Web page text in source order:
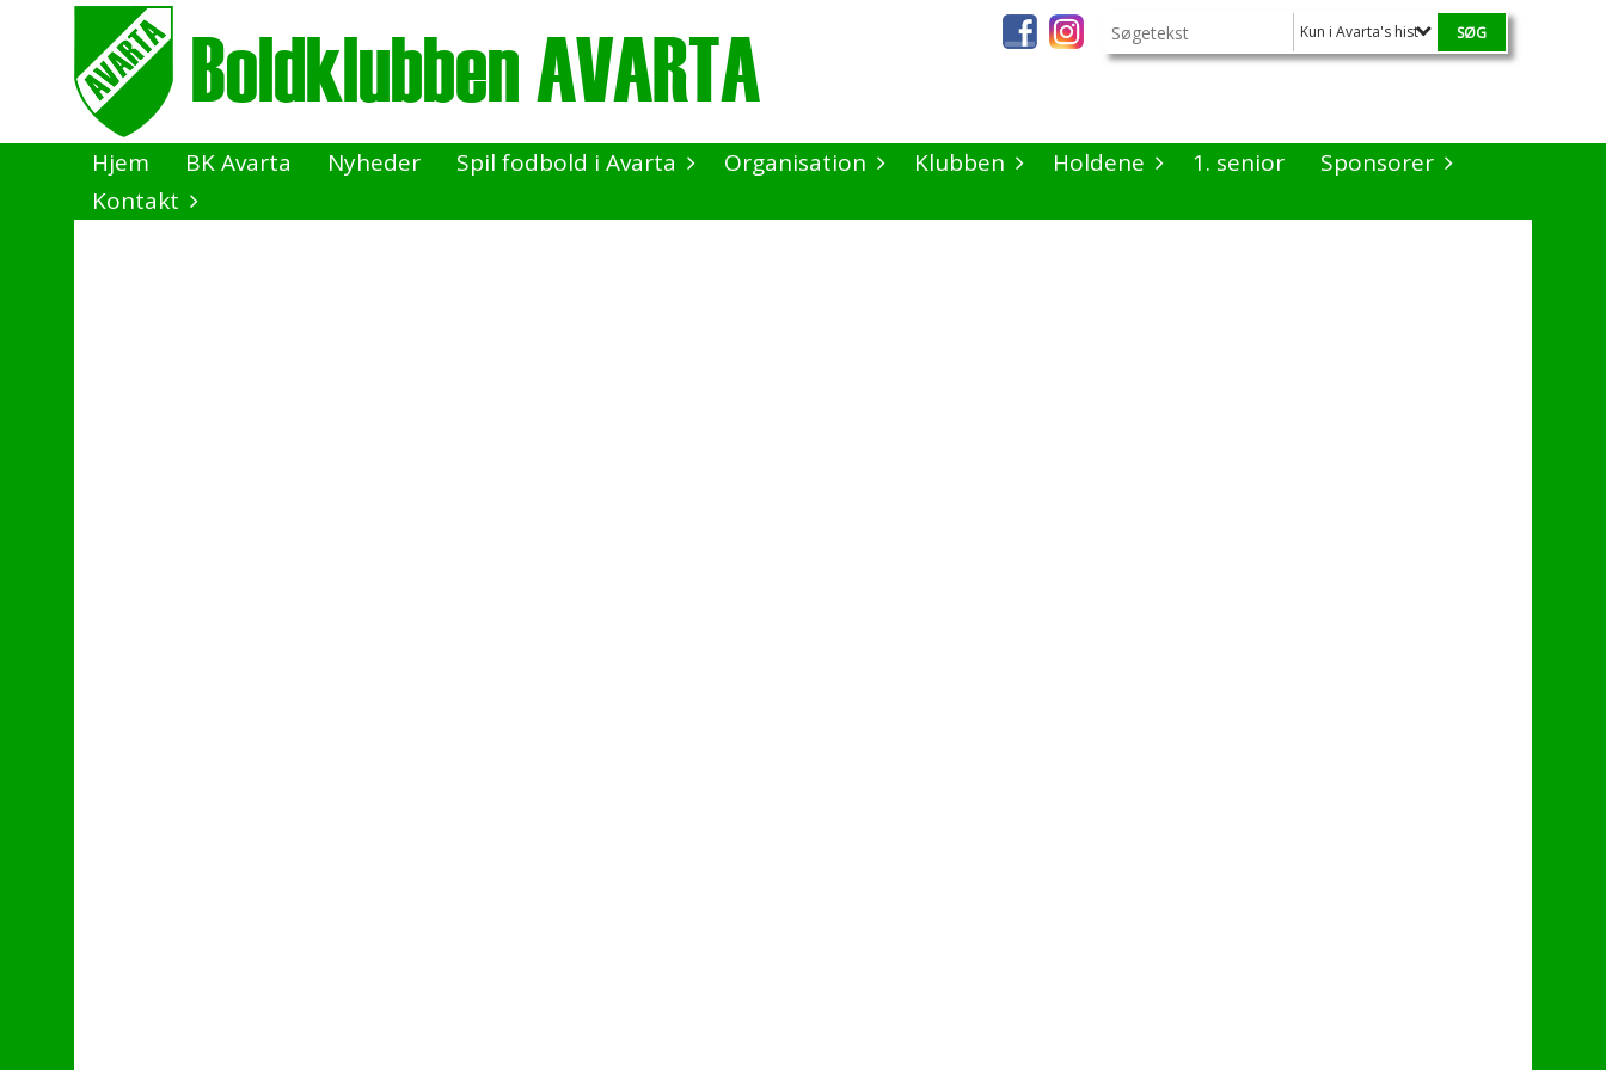
Kun i Avarta's historie
Hjem BK Avarta Nyheder Spil fodbold i Avarta Organisation Klubben Holdene 1. senior
Sponsorer
Kontakt